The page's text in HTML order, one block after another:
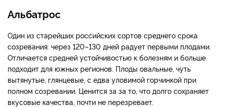
Альбатрос
Один из старейших российских сортов среднего срока
созревания: через 120–130 дней радует первыми плодами.
Отличается средней устойчивостью к болезням и больше
подходит для южных регионов. Плоды овальные, чуть
вытянутые, глянцевые, с едва уловимой горчинкой при
полном созревании. Ценится за за то, что долго сохраняет
вкусовые качества, почти не перезревает.